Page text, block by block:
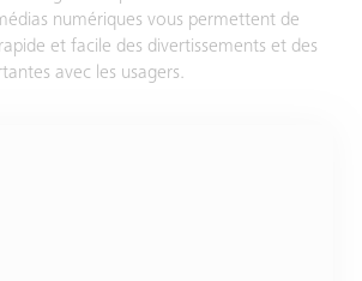
numériques vous permettent de
et facile des divertissements et des
avec les usagers.